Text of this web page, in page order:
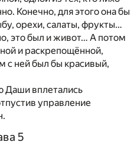
Конечно, для этого она бы
орехи, салаты, фрукты…
это был и живот… А потом
и раскрепощённой,
с ней был бы красивый,
Даши вплетались
управление
5